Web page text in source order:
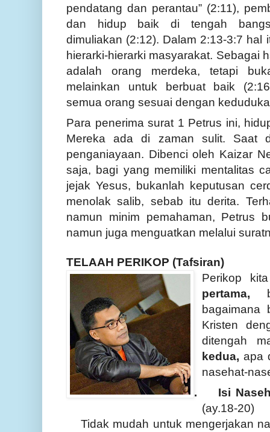
pendatang dan perantau” (2:11),
dan hidup baik di tengah
dimuliakan (2:12). Dalam 2:13-3:7 hal
hierarki-hierarki masyarakat. Sebagai
adalah orang merdeka, tetapi
melainkan untuk berbuat baik
semua orang sesuai dengan
Para penerima surat 1 Petrus ini,
Mereka ada di zaman sulit. Saat
penganiayaan. Dibenci oleh Kaizar
saja, bagi yang memiliki mentalitas
jejak Yesus, bukanlah keputusan
menolak salib, sebab itu derita.
namun minim pemahaman, Petrus
namun juga menguatkan melalui
TELAAH PERIKOP (Tafsiran)
Perikop
pertama,
bagaimana
Kristen
ditengah
kedua, apa
nasehat-
1.
Isi
(ay.18-20)
Tidak mudah untuk mengerjakan